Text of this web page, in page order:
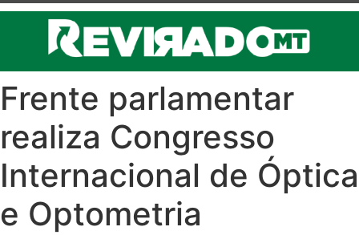
Frente parlamentar
realiza Congresso
Internacional de Óptica
e Optometria